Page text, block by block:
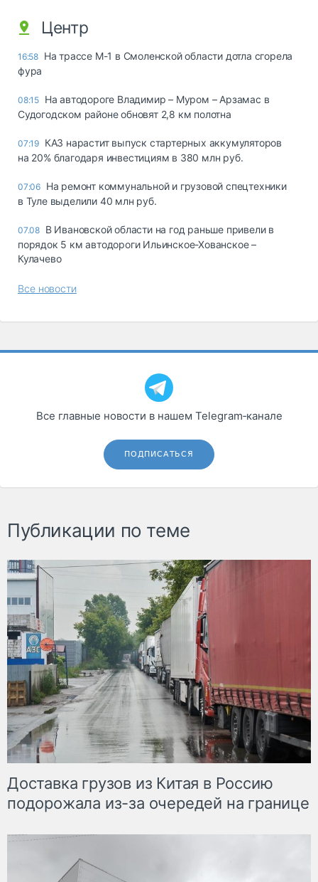
Центр
16:58 На трассе М-1 в Смоленской области дотла сгорела
фура
08:15 На автодороге Владимир – Муром – Арзамас в
Судогодском районе обновят 2,8 км полотна
07:19 КАЗ нарастит выпуск стартерных аккумуляторов
на 20% благодаря инвестициям в 380 млн руб.
07:06 На ремонт коммунальной и грузовой спецтехники
в Туле выделили 40 млн руб.
07.08 В Ивановской области на год раньше привели в
порядок 5 км автодороги Ильинское-Хованское –
Кулачево
Все новости
Все главные новости в нашем Telegram‑канале
ПОДПИСАТЬСЯ
Публикации по теме
Доставка грузов из Китая в Россию
подорожала из-за очередей на границе